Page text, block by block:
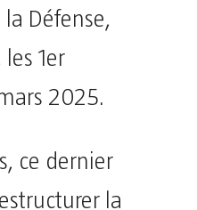
Défense,
les 1er
2025.
ce dernier
la